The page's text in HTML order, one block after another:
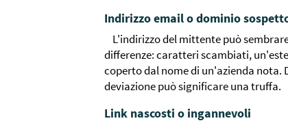
Indirizzo email o dominio
L'indirizzo del mittente può
differenze: caratteri scambiati,
coperto dal nome di un'azienda
deviazione può significare una truffa.
Link nascosti o ingannevoli